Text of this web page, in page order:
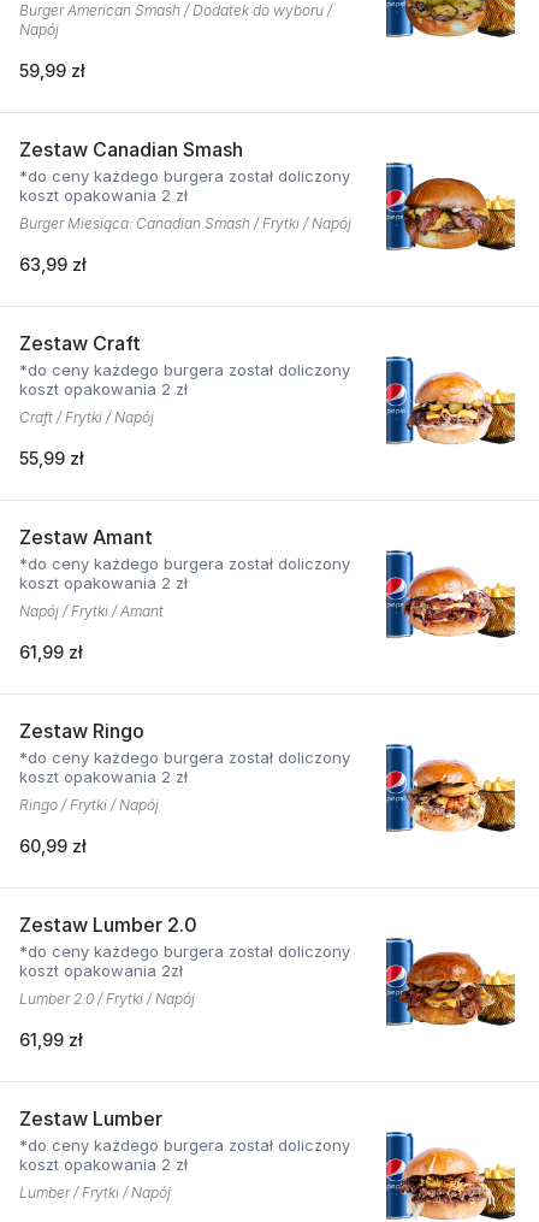
Burger American Smash / Dodatek do wyboru /
Napój
59,99 zł
Zestaw Canadian Smash
*do ceny każdego burgera został doliczony
koszt opakowania 2 zł
Burger Miesiąca: Canadian Smash / Frytki / Napój
63,99 zł
Zestaw Craft
*do ceny każdego burgera został doliczony
koszt opakowania 2 zł
Craft / Frytki / Napój
55,99 zł
Zestaw Amant
*do ceny każdego burgera został doliczony
koszt opakowania 2 zł
Napój / Frytki / Amant
61,99 zł
Zestaw Ringo
*do ceny każdego burgera został doliczony
koszt opakowania 2 zł
Ringo / Frytki / Napój
60,99 zł
Zestaw Lumber 2.0
*do ceny każdego burgera został doliczony
koszt opakowania 2zł
Lumber 2.0 / Frytki / Napój
61,99 zł
Zestaw Lumber
*do ceny każdego burgera został doliczony
koszt opakowania 2 zł
Lumber / Frytki / Napój